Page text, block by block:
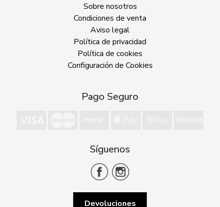
Sobre nosotros
Condiciones de venta
Aviso legal
Política de privacidad
Política de cookies
Configuración de Cookies
Pago Seguro
Síguenos
Devoluciones